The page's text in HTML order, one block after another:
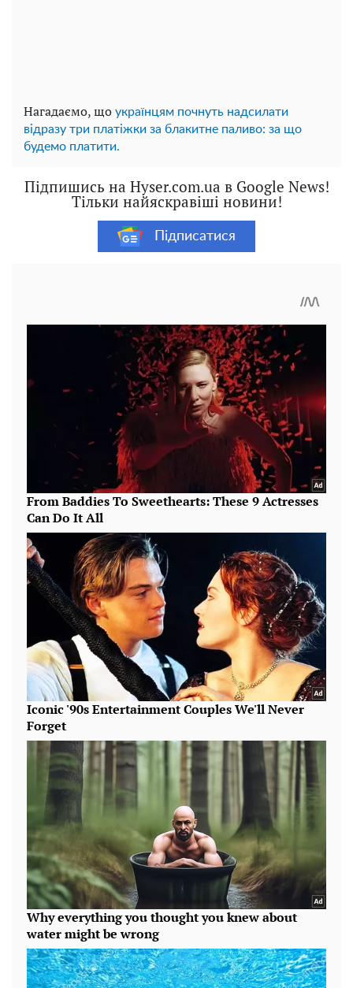
Нагадаємо, що українцям почнуть надсилати
відразу три платіжки за блакитне паливо: за що
будемо платити.
Підпишись на Hyser.com.ua в Google News!
Тільки найяскравіші новини!
Підписатися